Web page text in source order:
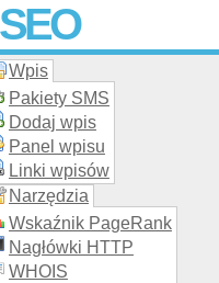
WWW –
za darmo!
Wpis
Pakiety SMS
Dodaj wpis
Panel wpisu
Linki wpisów
Narzędzia
Wskaźnik PageRank
Nagłówki HTTP
WHOIS